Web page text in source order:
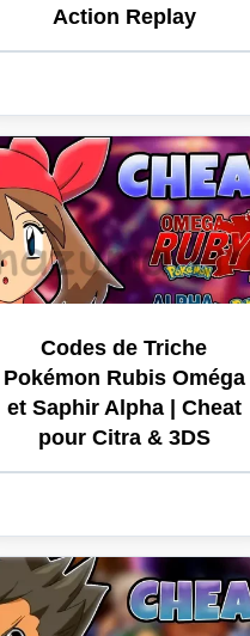
Action Replay
Codes de Triche
Pokémon Rubis Oméga
et Saphir Alpha | Cheat
pour Citra & 3DS